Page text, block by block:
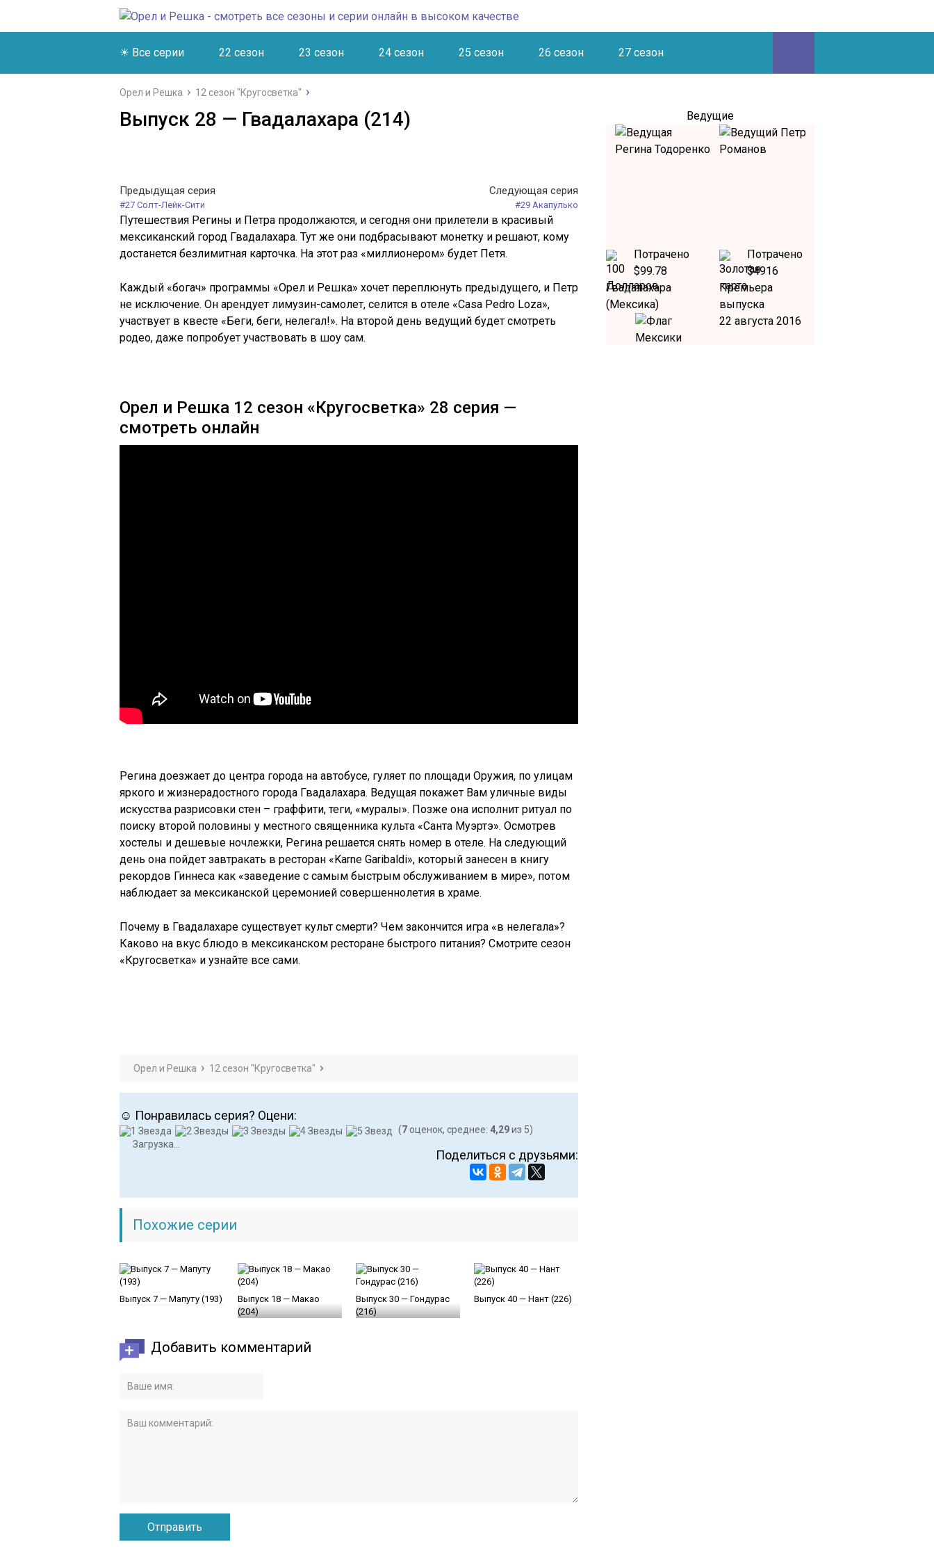
☀ Все серии 22 сезон 23 сезон 24 сезон 25 сезон 26 сезон 27 сезон
Орел и Решка 12 сезон "Кругосветка"
Выпуск 28 — Гвадалахара (214)
Предыдущая серия
#27 Солт-Лейк-Сити
Следующая серия
#29 Акапулько
Путешествия Регины и Петра продолжаются, и сегодня они прилетели в красивый
мексиканский город Гвадалахара. Тут же они подбрасывают монетку и решают, кому
достанется безлимитная карточка. На этот раз «миллионером» будет Петя.
Каждый «богач» программы «Орел и Решка» хочет переплюнуть предыдущего, и Петр
не исключение. Он арендует лимузин-самолет, селится в отеле «Casa Pedro Loza»,
участвует в квесте «Беги, беги, нелегал!». На второй день ведущий будет смотреть
родео, даже попробует участвовать в шоу сам.
Орел и Решка 12 сезон «Кругосветка» 28 серия —
смотреть онлайн
Регина доезжает до центра города на автобусе, гуляет по площади Оружия, по улицам
яркого и жизнерадостного города Гвадалахара. Ведущая покажет Вам уличные виды
искусства разрисовки стен – граффити, теги, «муралы». Позже она исполнит ритуал по
поиску второй половины у местного священника культа «Санта Муэртэ». Осмотрев
хостелы и дешевые ночлежки, Регина решается снять номер в отеле. На следующий
день она пойдет завтракать в ресторан «Karne Garibaldi», который занесен в книгу
рекордов Гиннеса как «заведение с самым быстрым обслуживанием в мире», потом
наблюдает за мексиканской церемонией совершеннолетия в храме.
Почему в Гвадалахаре существует культ смерти? Чем закончится игра «в нелегала»?
Каково на вкус блюдо в мексиканском ресторане быстрого питания? Смотрите сезон
«Кругосветка» и узнайте все сами.
Орел и Решка 12 сезон "Кругосветка"
☺ Понравилась серия? Оцени:
(7 оценок, среднее: 4,29из 5)
Загрузка...
Поделиться с друзьями:
Похожие серии
Выпуск 7 — Мапуту (193)
Выпуск 18 — Макао
(204)
Выпуск 30 — Гондурас
(216)
Выпуск 40 — Нант (226)
Добавить комментарий
Ведущие
Потрачено
$99.78
Потрачено
$4916
Гвадалахара
(Мексика)
Премьера
выпуска
22 августа 2016